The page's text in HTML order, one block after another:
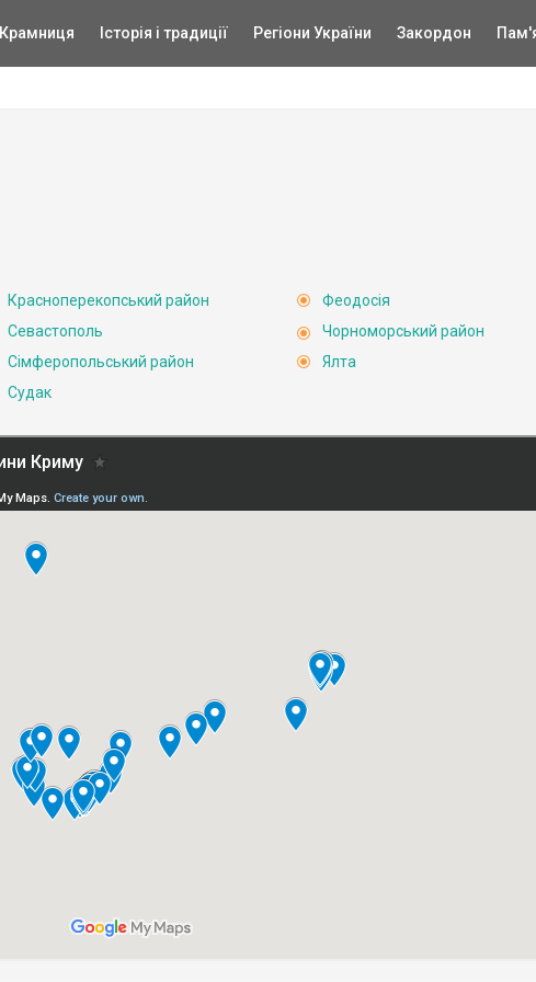
Крамниця Історія і традиції Регіони України Закордон
Красноперекопський район
Севастополь
Сімферопольський район
Судак
Феодосія
Чорноморський район
Ялта